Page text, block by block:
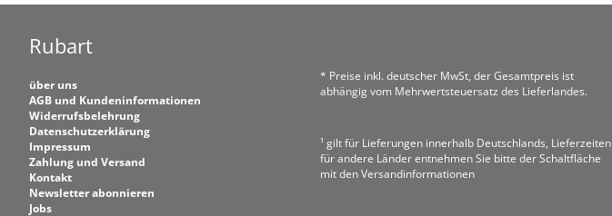
Rubart
über uns
AGB und Kundeninformationen
Widerrufsbelehrung
Datenschutzerklärung
Impressum
Zahlung und Versand
Kontakt
Newsletter abonnieren
Jobs
* Preise inkl. deutscher MwSt, der Gesamtpreis ist
abhängig vom Mehrwertsteuersatz des Lieferlandes.
¹ gilt für Lieferungen innerhalb Deutschlands, Lieferzeiten
für andere Länder entnehmen Sie bitte der Schaltfläche
mit den Versandinformationen